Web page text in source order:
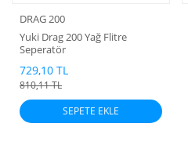
DRAG 200
Yuki Drag 200 Yağ Flitre
Seperatör
729,10 TL
810,11 TL
SEPETE EKLE